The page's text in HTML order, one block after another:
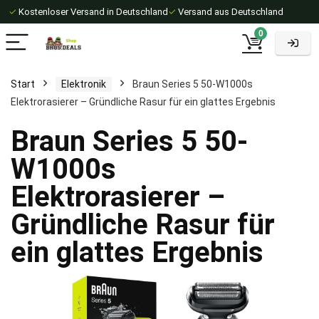
✓ Kostenloser Versand in Deutschland ✓ Versand aus Deutschland
0
Start Elektronik
Braun Series 5 50-W1000s
Elektrorasierer – Gründliche Rasur für ein glattes Ergebnis
Braun Series 5 50-
W1000s
Elektrorasierer –
Gründliche Rasur für
ein glattes Ergebnis